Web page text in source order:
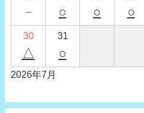
－ ○ ○ ○
30
△
31
○
2026年7月